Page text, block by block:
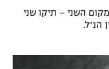
המקום השני – תיקו שני
הנ"ל.